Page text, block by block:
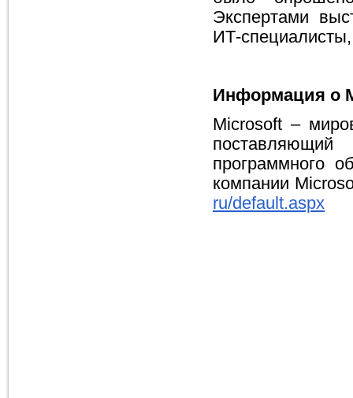
Экспертами
ИТ-
Информация о
Microsoft –
программного
компании
ru/default.aspx